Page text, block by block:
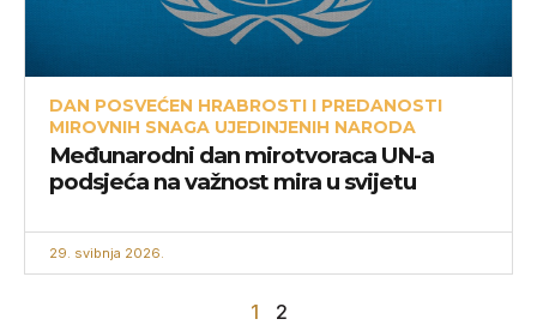
DAN POSVEĆEN HRABROSTI I PREDANOSTI
MIROVNIH SNAGA UJEDINJENIH NARODA
Međunarodni dan mirotvoraca UN-a
podsjeća na važnost mira u svijetu
29. svibnja 2026.
1 2